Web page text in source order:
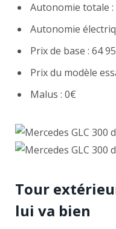
Autonomie totale :
Autonomie
Prix de base : 64
Prix du modèle
Malus : 0€
Tour
lui va bien